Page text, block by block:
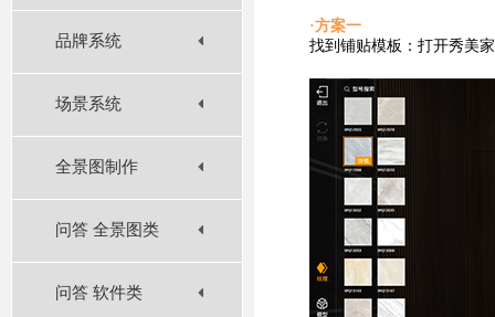
品牌系统
场景系统
全景图制作
问答 全景图类
问答 软件类
·方案一
找到铺贴模板：打开秀美